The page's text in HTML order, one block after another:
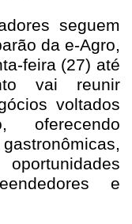
seguem
da e-Agro,
feira (27) até
vai reunir
voltados
oferecendo
e